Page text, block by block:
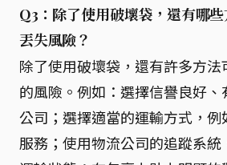
Q3：除了使用破壞袋，還有哪
丟失風險？
除了使用破壞袋，還有許多方
的風險。例如：選擇信譽良好
公司；選擇適當的運輸方式，
服務；使用物流公司的追蹤系